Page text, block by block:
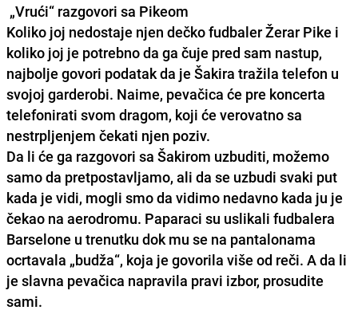
„Vrući“ razgovori sa Pikeom
Koliko joj nedostaje njen dečko fudbaler Žerar Pike i
koliko joj je potrebno da ga čuje pred sam nastup,
najbolje govori podatak da je Šakira tražila telefon u
svojoj garderobi. Naime, pevačica će pre koncerta
telefonirati svom dragom, koji će verovatno sa
nestrpljenjem čekati njen poziv.
Da li će ga razgovori sa Šakirom uzbuditi, možemo
samo da pretpostavljamo, ali da se uzbudi svaki put
kada je vidi, mogli smo da vidimo nedavno kada ju je
čekao na aerodromu. Paparaci su uslikali fudbalera
Barselone u trenutku dok mu se na pantalonama
ocrtavala „budža“, koja je govorila više od reči. A da li
je slavna pevačica napravila pravi izbor, prosudite
sami.